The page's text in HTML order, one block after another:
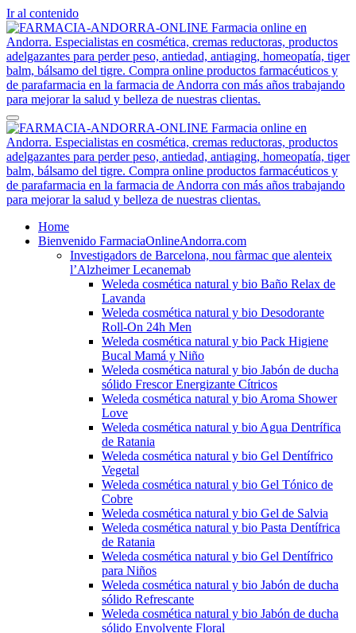
Ir al contenido
FARMACIA-ANDORRA-ONLINE Farmacia online en Andorra.
Especialistas en cosmética, cremas reductoras, productos adelgazantes
para perder peso, antiedad, antiaging, homeopatía, tiger balm,
bálsamo del tigre. Compra online productos farmacéuticos y de
parafarmacia en la farmacia de Andorra con más años trabajando para
mejorar la salud y belleza de nuestras clientas.
Farmacia online en Andorra. Especialistas en cosmética, cremas
reductoras, productos adelgazantes para perder peso, antiedad,
antiaging, homeopatía, tiger balm, bálsamo del tigre. Compra online
productos farmacéuticos y de parafarmacia en la farmacia de Andorra
con más años trabajando para mejorar la salud y belleza de nuestras
clientas.
Especialistas en cosmética, cremas reductoras, productos adelgazantes
para perder peso, antiedad, antiaging, homeopatía, tiger balm,
bálsamo del tigre. Compra online productos farmacéuticos y de
parafarmacia en la farmacia de Andorra con más años trabajando para
mejorar la salud y belleza de nuestras clientas.
Farmacia online en Andorra. Especialistas en cosmética, cremas
reductoras, productos adelgazantes para perder peso, antiedad,
antiaging, homeopatía, tiger balm, bálsamo del tigre. Compra online
productos farmacéuticos y de parafarmacia en la farmacia de Andorra
con más años trabajando para mejorar la salud y belleza de nuestras
Home
Bienvenido FarmaciaOnlineAndorra.com
Investigadors de Barcelona, nou fàrmac que alenteix
l’Alzheimer Lecanemab
Weleda cosmética natural y bio Baño Relax de
Lavanda
Weleda cosmética natural y bio Desodorante
Roll-On 24h Men
Weleda cosmética natural y bio Pack Higiene
Bucal Mamá y Niño
Weleda cosmética natural y bio Jabón de ducha
sólido Frescor Energizante Cítricos
Weleda cosmética natural y bio Aroma Shower
Love
Weleda cosmética natural y bio Agua Dentrífica
de Ratania
Weleda cosmética natural y bio Gel Dentífrico
Vegetal
Weleda cosmética natural y bio Gel Tónico de
Cobre
Weleda cosmética natural y bio Gel de Salvia
Weleda cosmética natural y bio Pasta Dentífrica
de Ratania
Weleda cosmética natural y bio Gel Dentífrico
para Niños
Weleda cosmética natural y bio Jabón de ducha
sólido Refrescante
Weleda cosmética natural y bio Jabón de ducha
sólido Envolvente Floral